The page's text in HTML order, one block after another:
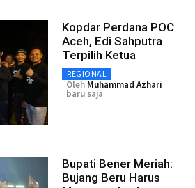
Kopdar Perdana POC
Aceh, Edi Sahputra
Terpilih Ketua
REGIONAL
Oleh Muhammad Azhari
baru saja
Bupati Bener Meriah:
Bujang Beru Harus